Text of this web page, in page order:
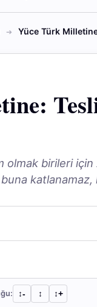
Yüce Türk
birileri için
katlanamaz,
↕︎- ↕︎ ↕︎+